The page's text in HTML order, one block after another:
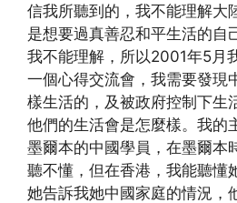
信我所聽到的，我不能理解大
是想要過真善忍和平生活的自
我不能理解，所以2001年5月
一個心得交流會，我需要發現
樣生活的，及被政府控制下生
他們的生活會是怎麼樣。我的
墨爾本的中國學員，在墨爾本
聽不懂，但在香港，我能聽懂
她告訴我她中國家庭的情況，